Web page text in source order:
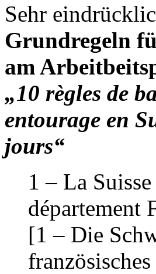
Sehr
Grundregeln
am
„10 règles de
entourage en
jours“
1 – La
département
[1 – Die